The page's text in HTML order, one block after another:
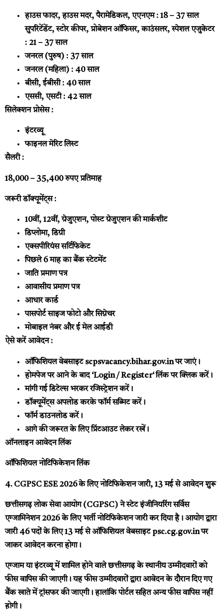
हाउस फादर, हाउस मदर, पैरामेडिकल, एएनएम : 18 – 37 साल
सुपरिटेंडेंट, स्टोर कीपर, प्रोबेशन ऑफिसर, काउंसलर, स्पेशल एजुकेटर
: 21 – 37 साल
जनरल (पुरुष) : 37 साल
जनरल (महिला) : 40 साल
बीसी, ईबीसी : 40 साल
एससी, एसटी : 42 साल
सिलेक्शन प्रोसेस :
इंटरव्यू
फाइनल मेरिट लिस्ट
सैलरी :
18,000 – 35,400 रुपए प्रतिमाह
जरूरी डॉक्यूमेंट्स :
10वीं, 12वीं, ग्रेजुएशन, पोस्ट ग्रेजुएशन की मार्कशीट
डिप्लोमा, डिग्री
एक्सपीरियंस सर्टिफिकेट
पिछले 6 माह का बैंक स्टेटमेंट
जाति प्रमाण पत्र
आवासीय प्रमाण पत्र
आधार कार्ड
पासपोर्ट साइज फोटो और सिग्नेचर
मोबाइल नंबर और ई मेल आईडी
ऐसे करें आवेदन :
ऑफिशियल वेबसाइटscpsvacancy.bihar.gov.inपर जाएं।
होमपेज पर आने के बाद ‘Login / Register‘ लिंक पर क्लिक करें।
मांगी गई डिटेल्स भरकर रजिस्ट्रेशन करें।
डॉक्यूमेंट्स अपलोड करके फॉर्म सब्मिट करें।
फॉर्म डाउनलोड करें।
आगे की जरूरत के लिए प्रिंटआउट लेकर रखें।
ऑनलाइन आवेदन लिंक
ऑफिशियल नोटिफिकेशन लिंक
4. CGPSC ESE 2026 के लिए नोटिफिकेशन जारी, 13 मई से आवेदन शुरू
छत्तीसगढ़ लोक सेवा आयोग (CGPSC) ने स्टेट इंजीनियरिंग सर्विस
एग्जामिनेशन 2026 के लिए भर्ती नोटिफिकेशन जारी कर दिया है। आयोग द्वारा
जारी 46 पदों के लिए 13 मई से ऑफिशियल वेबसाइट psc.cg.gov.in पर
जाकर आवेदन करना होगा।
एग्जाम या इंटरव्यू में शामिल होने वाले छत्तीसगढ़ के स्थानीय उम्मीदवारों को
फीस वापिस की जाएगी। यह फीस उम्मीदवारों द्वारा आवेदन के दौरान दिए गए
बैंक खाते में ट्रांसफर की जाएगी। हालांकि पोर्टल सहित अन्य फीस वापिस नहीं
होगी।